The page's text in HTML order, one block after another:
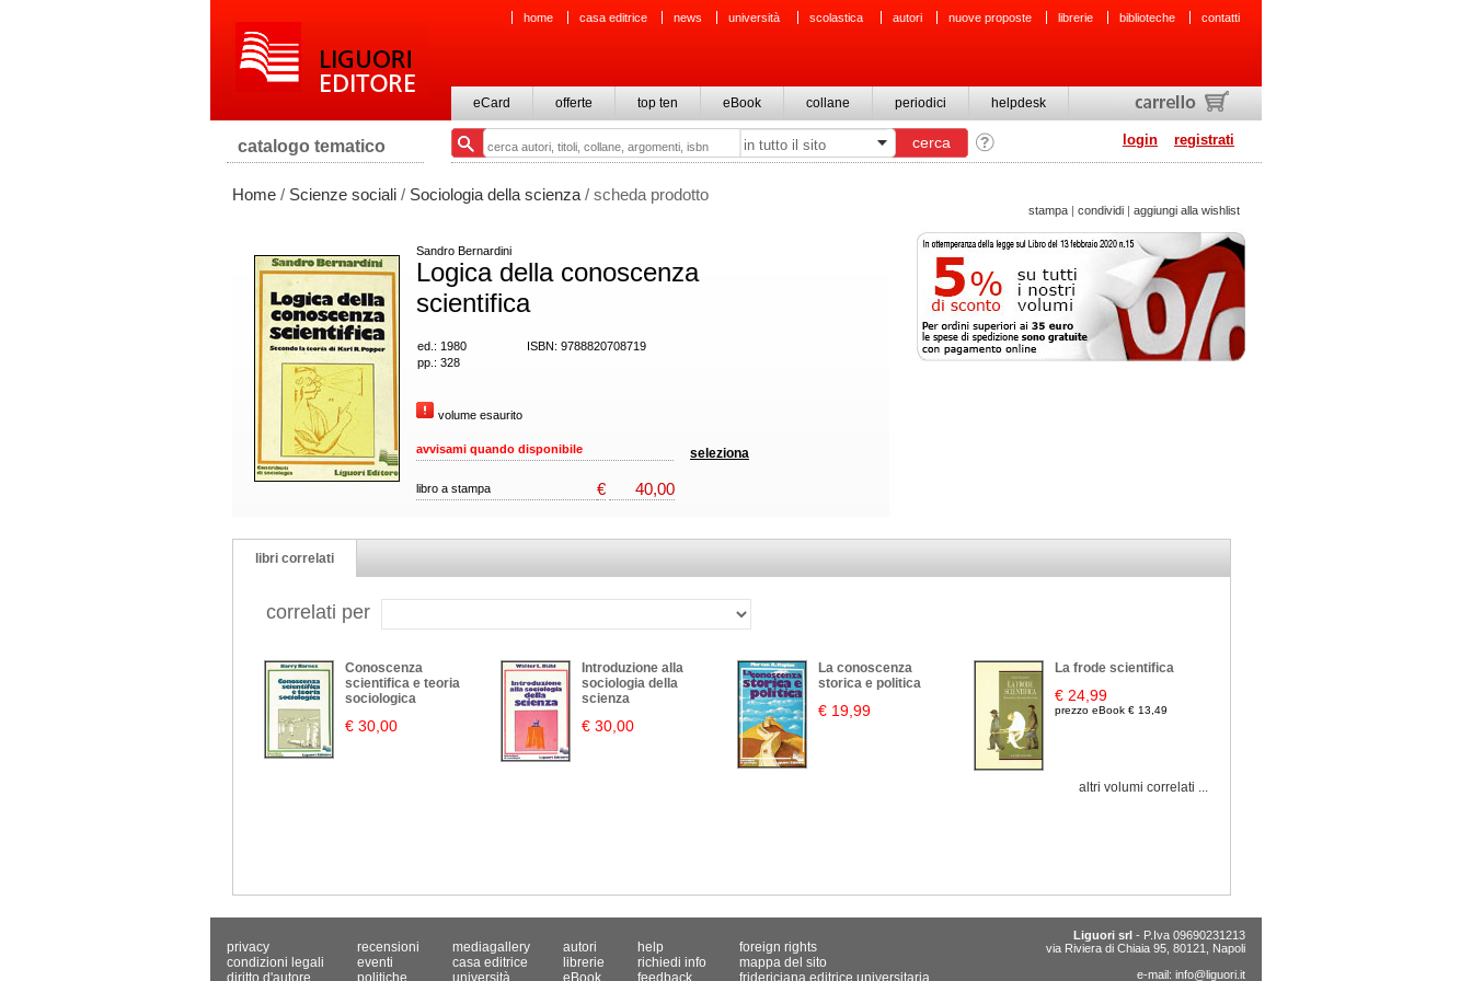
home casa editrice news università scolastica autori nuove proposte librerie biblioteche contatti
eCard offerte top ten eBook collane periodici helpdesk
login registrati
catalogo tematico
Home / Scienze sociali / Sociologia della scienza / scheda prodotto
stampa | condividi | aggiungi alla wishlist
Sandro Bernardini
Logica della conoscenza
scientifica
ed.: 1980
ISBN: 9788820708719
pp.: 328
volume esaurito
avvisami quando disponibile seleziona
libro a stampa € 40,00
libri correlati
correlati per
Conoscenza
scientifica e teoria
sociologica
€ 30,00
Introduzione alla
sociologia della
scienza
€ 30,00
La conoscenza
storica e politica
€ 19,99
La frode scientifica
€ 24,99
prezzo eBook € 13,49
altri volumi correlati ...
privacy
condizioni legali
diritto d'autore
recensioni
eventi
politiche
mediagallery
casa editrice
università
autori
librerie
eBook
help
richiedi info
feedback
foreign rights
mappa del sito
fridericiana editrice universitaria
Liguori srl - P.Iva 09690231213
via Riviera di Chiaia 95, 80121, Napoli
e-mail: info@liguori.it